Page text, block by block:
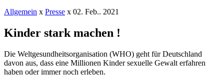
Allgemein x Presse x 02. Feb.. 2021
Kinder stark machen !
Die Weltgesundheitsorganisation (WHO) geht für Deutschland
davon aus, dass eine Millionen Kinder sexuelle Gewalt erfahren
haben oder immer noch erleben.